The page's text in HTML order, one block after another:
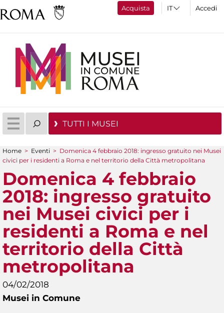
Acquista Accedi
TUTTI I MUSEI
Tu sei qui
Home > Eventi > Domenica 4 febbraio 2018: ingresso gratuito nei Musei
civici per i residenti a Roma e nel territorio della Città metropolitana
Domenica 4 febbraio
2018: ingresso gratuito
nei Musei civici per i
residenti a Roma e nel
territorio della Città
metropolitana
04/02/2018
Musei in Comune